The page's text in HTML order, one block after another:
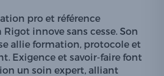
pro et référence
innove sans cesse. Son
allie formation, protocole et
Exigence et savoir-faire font
un soin expert, alliant